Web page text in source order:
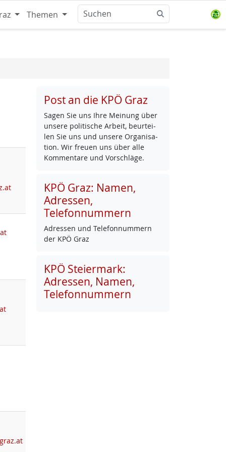
Themen
Post an die KPÖ Graz
Sa­gen Sie uns Ih­re Mei­nung über
un­se­re po­li­ti­sche Ar­beit, be­ur­tei­
len Sie uns und un­se­re Or­ga­ni­sa­
ti­on. Wir freu­en uns über al­le
Kom­men­ta­re und Vor­schlä­ge.
KPÖ Graz: Namen,
Adressen,
Telefonnummern
Adres­sen und Te­le­fon­num­mern
der KPÖ Graz
KPÖ Steiermark:
Adressen, Namen,
Telefonnummern